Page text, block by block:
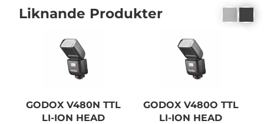
Liknande Produkter
GODOX V480N TTL
LI-ION HEAD
GODOX V480O TTL
LI-ION HEAD